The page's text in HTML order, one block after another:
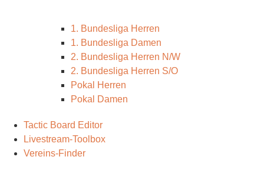
1. Bundesliga Herren
1. Bundesliga Damen
2. Bundesliga Herren N/W
2. Bundesliga Herren S/O
Pokal Herren
Pokal Damen
Tactic Board Editor
Livestream-Toolbox
Vereins-Finder